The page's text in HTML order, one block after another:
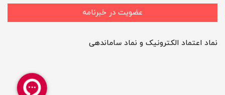
عضویت در خبرنامه
نماد اعتماد الکترونیک و نماد ساماندهی